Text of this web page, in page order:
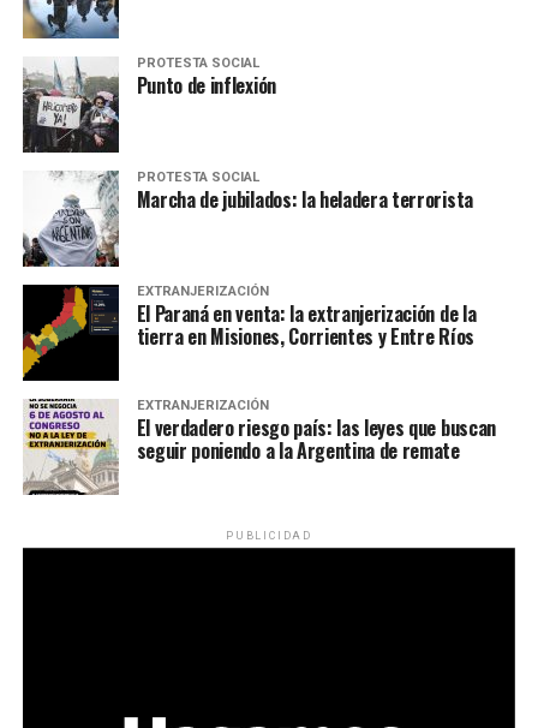
PROTESTA SOCIAL
Punto de inflexión
PROTESTA SOCIAL
Marcha de jubilados: la heladera terrorista
EXTRANJERIZACIÓN
El Paraná en venta: la extranjerización de la
tierra en Misiones, Corrientes y Entre Ríos
EXTRANJERIZACIÓN
El verdadero riesgo país: las leyes que buscan
seguir poniendo a la Argentina de remate
PUBLICIDAD